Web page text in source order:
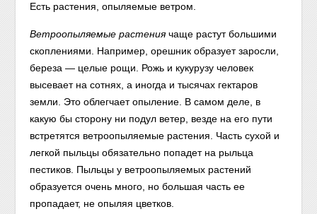
Есть растения, опыляемые ветром.
Ветроопыляемые растениячаще растут большими
скоплениями. Например, орешник образует заросли,
береза — целые рощи. Рожь и кукурузу человек
высевает на сотнях, а иногда и тысячах гектаров
земли. Это облегчает опыление. В самом деле, в
какую бы сторону ни подул ветер, везде на его пути
встретятся ветроопыляемые растения. Часть сухой и
легкой пыльцы обязательно попадет на рыльца
пестиков. Пыльцы у ветроопыляемых растений
образуется очень много, но большая часть ее
пропадает, не опыляя цветков.